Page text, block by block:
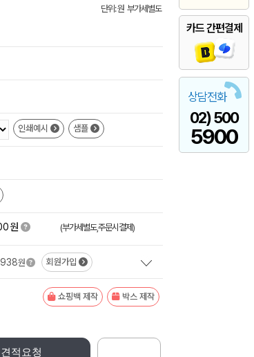
카드 간편결제
상담전화
02) 500
5900
단위: 원 부가세별도
인쇄예시 샘플
원 (부가세별도,주문시결제)
원 회원가입
쇼핑백 제작 박스 제작
견적요청